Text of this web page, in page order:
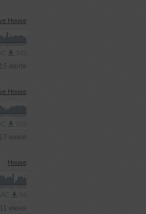
House
15 июля
House
17 июня
House
11 июня